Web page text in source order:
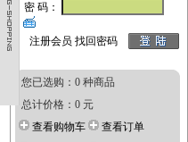
密 码：
注册会员 找回密码
您已选购：0 种商品
总计价格：0 元
查看购物车
查看订单